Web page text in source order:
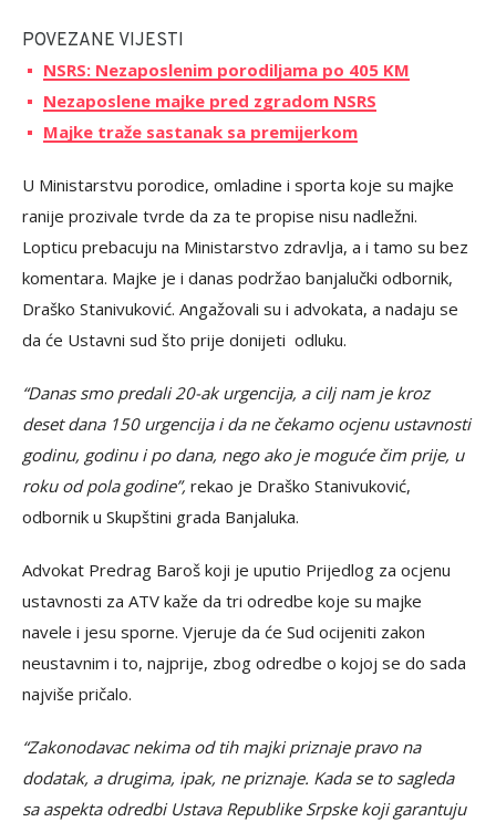
POVEZANE VIJESTI
NSRS: Nezaposlenim porodiljama po 405 KM
Nezaposlene majke pred zgradom NSRS
Majke traže sastanak sa premijerkom
U Ministarstvu porodice, omladine i sporta koje su majke
ranije prozivale tvrde da za te propise nisu nadležni.
Lopticu prebacuju na Ministarstvo zdravlja, a i tamo su bez
komentara. Majke je i danas podržao banjalučki odbornik,
Draško Stanivuković. Angažovali su i advokata, a nadaju se
da će Ustavni sud što prije donijeti odluku.
“Danas smo predali 20-ak urgencija, a cilj nam je kroz
deset dana 150 urgencija i da ne čekamo ocjenu ustavnosti
godinu, godinu i po dana, nego ako je moguće čim prije, u
roku od pola godine”, rekao je Draško Stanivuković,
odbornik u Skupštini grada Banjaluka.
Advokat Predrag Baroš koji je uputio Prijedlog za ocjenu
ustavnosti za ATV kaže da tri odredbe koje su majke
navele i jesu sporne. Vjeruje da će Sud ocijeniti zakon
neustavnim i to, najprije, zbog odredbe o kojoj se do sada
najviše pričalo.
“Zakonodavac nekima od tih majki priznaje pravo na
dodatak, a drugima, ipak, ne priznaje. Kada se to sagleda
sa aspekta odredbi Ustava Republike Srpske koji garantuju